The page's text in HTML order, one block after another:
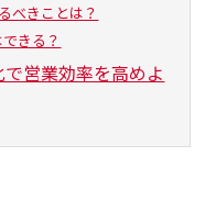
べきことは？
きる？
営業効率を高めよ